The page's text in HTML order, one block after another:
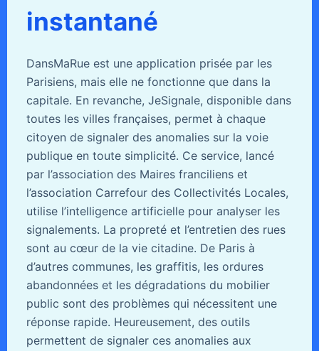
instantané
DansMaRue est une application prisée par les
Parisiens, mais elle ne fonctionne que dans la
capitale. En revanche, JeSignale, disponible dans
toutes les villes françaises, permet à chaque
citoyen de signaler des anomalies sur la voie
publique en toute simplicité. Ce service, lancé
par l’association des Maires franciliens et
l’association Carrefour des Collectivités Locales,
utilise l’intelligence artificielle pour analyser les
signalements. La propreté et l’entretien des rues
sont au cœur de la vie citadine. De Paris à
d’autres communes, les graffitis, les ordures
abandonnées et les dégradations du mobilier
public sont des problèmes qui nécessitent une
réponse rapide. Heureusement, des outils
permettent de signaler ces anomalies aux